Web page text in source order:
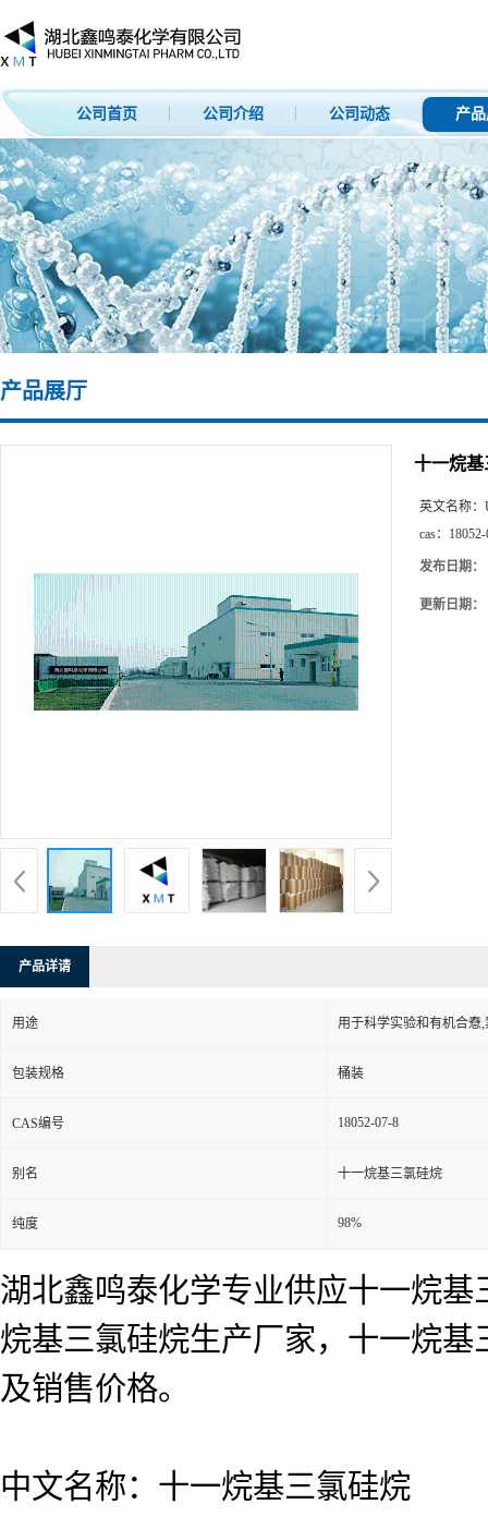
公司首页 公司介绍 公司动态 产
产品展厅
十一烷基
英文名称：
cas：
发布日期：
更新日期：
产品详请
用途 用于科学实验和有机合憃
包装规格 桶装
CAS编号 18052-07-8
别名 十一烷基三氯硅烷
纯度 98%
湖北鑫鸣泰化学专业供应十一烷
烷基三氯硅烷生产厂家，十一烷
及销售价格。
中文名称：十一烷基三氯硅烷